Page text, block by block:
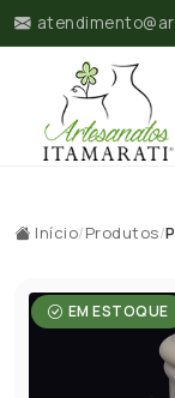
Início/Produtos/
EM ESTOQUE